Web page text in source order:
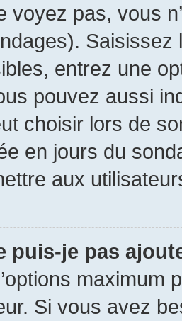
voyez pas, vous
entrez une
pouvez aussi
choisir lors de
en jours du
aux
puis-je pas
maximum
Si vous avez